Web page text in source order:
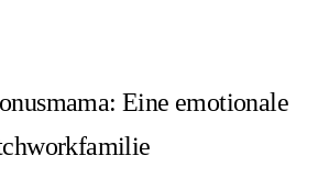
Eine emotionale